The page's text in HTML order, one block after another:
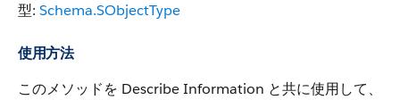
型: Schema.SObjectType
使用方法
このメソッドを Describe Information と共に使用して、